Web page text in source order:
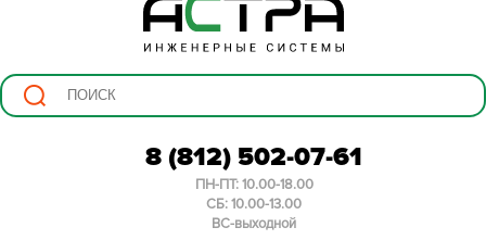
8 (812) 502-07-61
ПН-ПТ: 10.00-18.00
СБ: 10.00-13.00
ВС-выходной